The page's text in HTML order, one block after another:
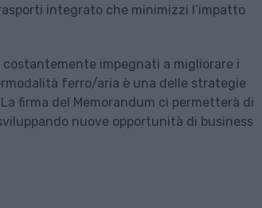
integrato che minimizzi l’impatto
impegnati a migliorare i
ferro/aria è una delle strategie
firma del Memorandum ci permetterà di
nuove opportunità di business